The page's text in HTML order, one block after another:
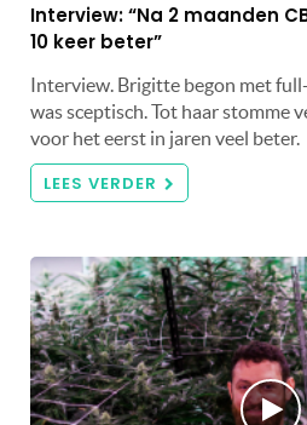
Interview: “Na 2 maanden
10 keer beter”
Interview. Brigitte begon met
was sceptisch. Tot haar stomme
voor het eerst in jaren veel beter.
LEES VERDER